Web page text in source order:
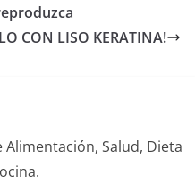
CON LISO KERATINA!
Salud, Dieta